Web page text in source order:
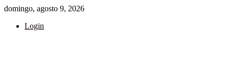
domingo, agosto 9, 2026
Login